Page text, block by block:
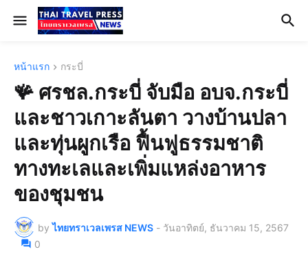
หน้าแรก กระบี่
🪸 ศรชล.กระบี่ จับมือ อบจ.กระบี่
และชาวเกาะลันตา วางบ้านปลา
และทุ่นผูกเรือ ฟื้นฟูธรรมชาติ
ทางทะเลและเพิ่มแหล่งอาหาร
ของชุมชน
by ไทยทราเวลเพรส NEWS - วันอาทิตย์, ธันวาคม 15, 2567
0